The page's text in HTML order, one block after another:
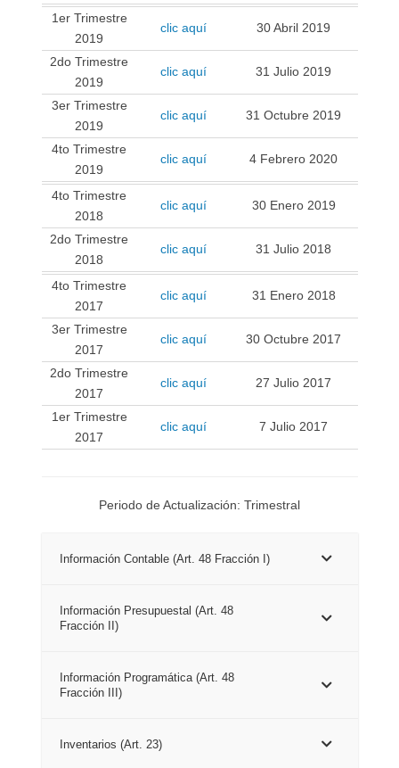
1er Trimestre
2019
clic aquí 30 Abril 2019
2do Trimestre
2019
clic aquí 31 Julio 2019
3er Trimestre
2019
clic aquí 31 Octubre 2019
4to Trimestre
2019
clic aquí 4 Febrero 2020
4to Trimestre
2018
clic aquí 30 Enero 2019
2do Trimestre
2018
clic aquí 31 Julio 2018
4to Trimestre
2017
clic aquí 31 Enero 2018
3er Trimestre
2017
clic aquí 30 Octubre 2017
2do Trimestre
2017
clic aquí 27 Julio 2017
1er Trimestre
2017
clic aquí 7 Julio 2017
Periodo de Actualización: Trimestral
Información Contable (Art. 48 Fracción I)
Información Presupuestal (Art. 48
Fracción II)
Información Programática (Art. 48
Fracción III)
Inventarios (Art. 23)